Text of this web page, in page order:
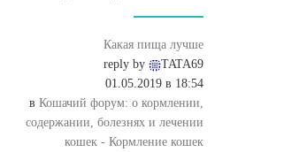
Какая пища лучше
reply by
TATA69
01.05.2019 в 18:54
в Кошачий форум: о кормлении,
содержании, болезнях и лечении
кошек - Кормление кошек